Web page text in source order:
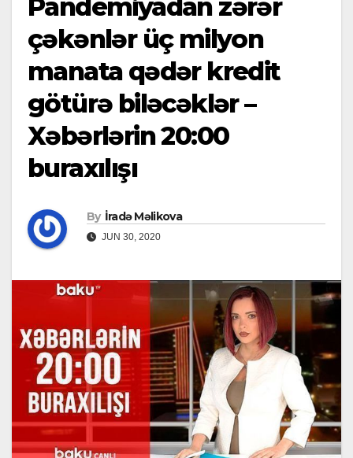
Pandemiyadan zərər
çəkənlər üç milyon
manata qədər kredit
götürə biləcəklər –
Xəbərlərin 20:00
buraxılışı
By İradə Məlikova
JUN 30, 2020